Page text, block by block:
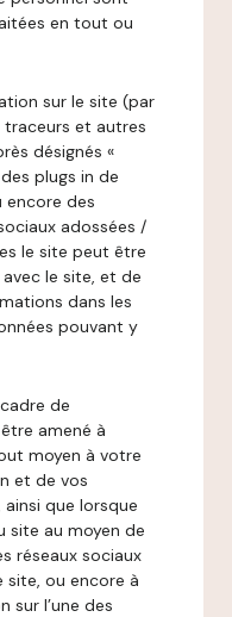
en tout ou
sur le site (par
et autres
désignés «
plugs in de
des
adossées /
le site peut être
le site, et de
dans les
pouvant y
de
amené à
moyen à votre
et de vos
que lorsque
site au moyen de
réseaux sociaux
ou encore à
sur l’une des